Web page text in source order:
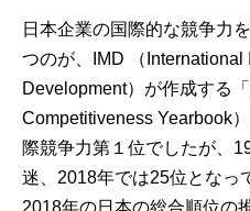
日本企業の国際的な競争力
つのが、IMD （International
Development）が作成する
Competitiveness Yearbook
際競争力第１位でしたが、
迷、2018年では25位となっ
2018年の日本の総合順位の